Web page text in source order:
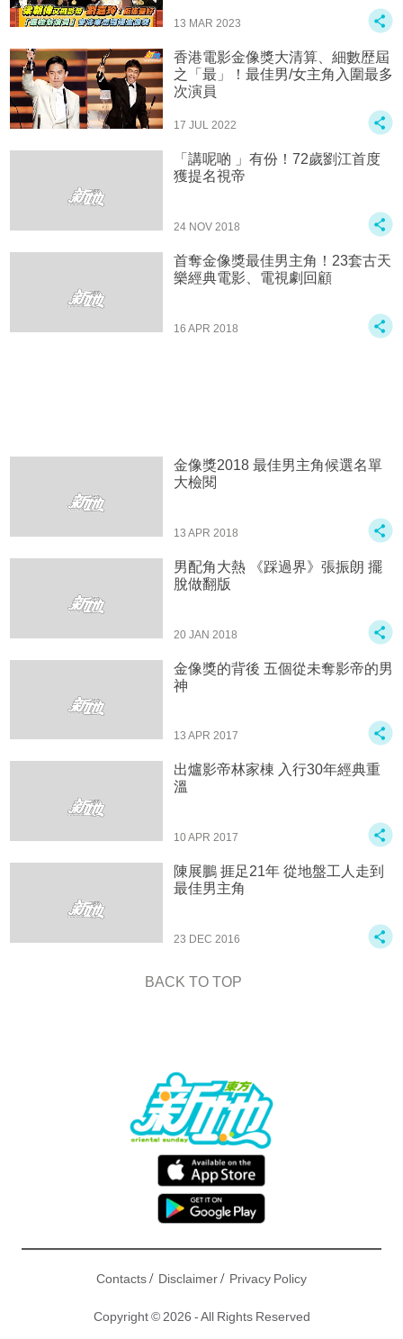
13 MAR 2023
香港電影金像獎大清算、細數歴屆
之「最」！最佳男/女主角入圍最多
次演員
17 JUL 2022
「講呢啲 」有份！72歲劉江首度
獲提名視帝
24 NOV 2018
首奪金像獎最佳男主角！23套古天
樂經典電影、電視劇回顧
16 APR 2018
金像獎2018 最佳男主角候選名單
大檢閱
13 APR 2018
男配角大熱 《踩過界》張振朗 擺
脫做翻版
20 JAN 2018
金像獎的背後 五個從未奪影帝的男
神
13 APR 2017
出爐影帝林家棟 入行30年經典重
溫
10 APR 2017
陳展鵬 捱足21年 從地盤工人走到
最佳男主角
23 DEC 2016
BACK TO TOP
Contacts/ Disclaimer/ Privacy Policy
Copyright © 2026 - All Rights Reserved